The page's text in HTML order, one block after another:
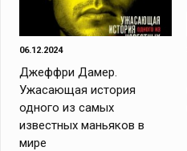
06.12.2024
Джеффри Дамер.
Ужасающая история
одного из самых
известных маньяков в
мире